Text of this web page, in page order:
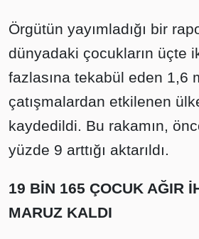
Örgütün yayımladığı bir
dünyadaki çocukların üçte
fazlasına tekabül eden 1,6
çatışmalardan etkilenen
kaydedildi. Bu rakamın,
yüzde 9 arttığı aktarıldı.
19 BİN 165 ÇOCUK AĞIR
MARUZ KALDI